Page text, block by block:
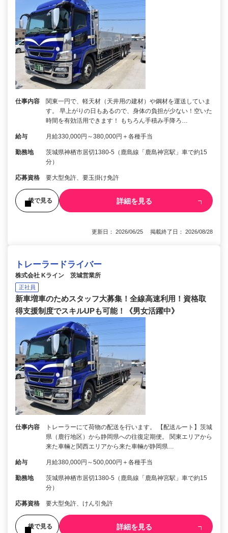
仕事内容
関東一円で、軽天材（天井用の建材）や鋼材を運送していま
す。 早上がりの日もあるので、身体の負担が少ない！空いた
時間を有効活用できます！ もちろん手積み手降ろ…
給与 月給330,000円～380,000円＋各種手当
勤務地
茨城県神栖市居切1380-5（鹿島線「鹿島神宮駅」車で約15
分）
応募資格 要大型免許、要玉掛け免許
後で見る 詳細を見る
更新日： 2026/06/25 掲載終了日： 2026/08/28
トレーラードライバー
株式会社 Kライン 茨城営業所
正社員
新車増車のためスタッフ大募集！全線高速利用！資格取
得支援制度でスキルUPも可能！《男女活躍中》
仕事内容
トレーラーにて荷物の配送を行います。 【配送ルート】茨城
県（鹿行地区）から静岡県への往復定期便。 関東エリアから
来た車輛と関西エリアから来た車輛が静岡県…
給与 月給380,000円～500,000円＋各種手当
勤務地
茨城県神栖市居切1380-5（鹿島線「鹿島神宮駅」車で約15
分）
応募資格 要大型免許、けん引免許
後で見る 詳細を見る